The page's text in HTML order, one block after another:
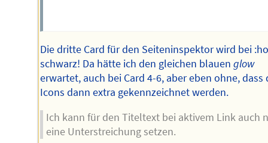
Die dritte Card für den Seiteninspektor wird bei
schwarz! Da hätte ich den gleichen blauenglow
erwartet, auch bei Card 4-6, aber eben ohne, dass
Icons dann extra gekennzeichnet werden.
Ich kann für den Titeltext bei aktivem Link auch
eine Unterstreichung setzen.